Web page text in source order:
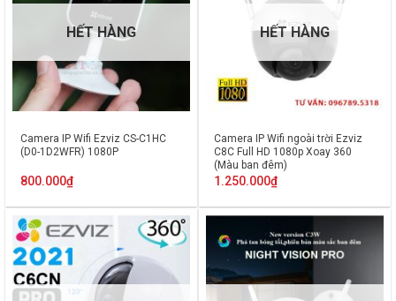
HẾT HÀNG
Camera IP Wifi Ezviz CS-C1HC
(D0-1D2WFR) 1080P
800.000₫
HẾT HÀNG
Camera IP Wifi ngoài trời Ezviz
C8C Full HD 1080p Xoay 360
(Màu ban đêm)
1.250.000₫